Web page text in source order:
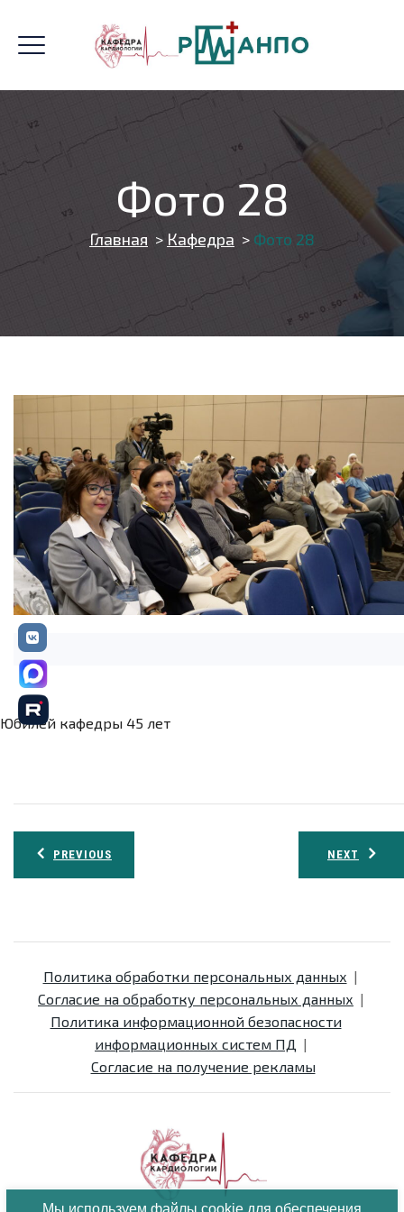
Фото 28
Главная > Кафедра > Фото 28
Юбилей кафедры 45 лет
Навигация
по
PREVIOUS NEXT
Политика обработки персональных данных
Согласие на обработку персональных данных
Политика информационной безопасности
информационных систем ПД
Согласие на получение рекламы
Мы используем файлы cookie для обеспечения